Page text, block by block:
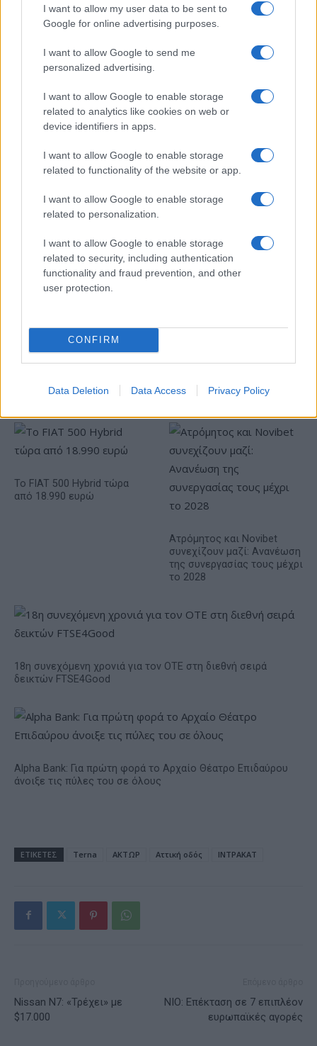
I want to allow my user data to be sent to
Google for online advertising purposes.
I want to allow Google to send me
personalized advertising.
I want to allow Google to enable storage
related to analytics like cookies on web or
device identifiers in apps.
I want to allow Google to enable storage
related to functionality of the website or app.
I want to allow Google to enable storage
related to personalization.
I want to allow Google to enable storage
related to security, including authentication
functionality and fraud prevention, and other
user protection.
CONFIRM
Data Deletion Data Access Privacy Policy
Για την πρόκριση στις "4" οι
Νεάνιδες απόψε κόντρα
θρύλος του NBA που δεν
βρίσκει συμβόλαιο
ΕΛΣΤΑΤ: Στο 3,4% υποχώρησε ο πληθωρισμός τον Ιούλιο
Χρηματοδότηση 8 εκατ.
ευρώ σε 843 μέσα
Metlen: Ρεκόρ EBITDA στο
α' εξάμηνο, στα 550 εκατ.
ευρώ – Καθαρά κέρδη 313
Η Chery επενδύει 75 εκατ. δολάρια στην KG Mobility
Το FIAT 500 Hybrid τώρα
από 18.990 ευρώ
Ατρόμητος και Novibet
συνεχίζουν μαζί: Ανανέωση
της συνεργασίας τους μέχρι
το 2028
18η συνεχόμενη χρονιά για τον ΟΤΕ στη διεθνή σειρά
δεικτών FTSE4Good
Alpha Bank: Για πρώτη φορά το Αρχαίο Θέατρο Επιδαύρου
άνοιξε τις πύλες του σε όλους
ΕΤΙΚΕΤΕΣ Terna ΑΚΤΩΡ Αττική οδός ΙΝΤΡΑΚΑΤ
Nissan N7: «Τρέχει» με
$17.000
NIO: Επέκταση σε 7 επιπλέον
ευρωπαϊκές αγορές